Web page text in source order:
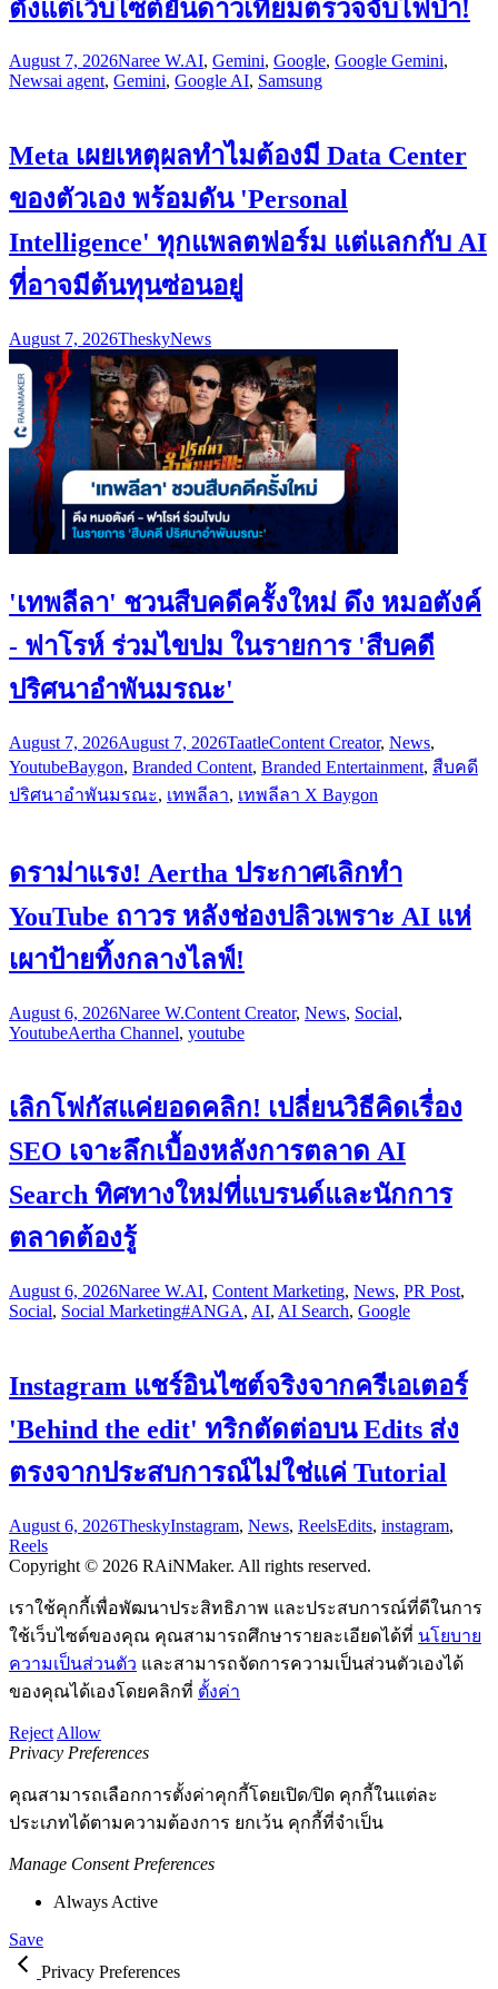
ตั้งแต่เว็บไซต์ยันดาวเทียมตรวจจับไฟป่า!
August 7, 2026Naree W.AI, Gemini, Google, Google Gemini,
Newsai agent, Gemini, Google AI, Samsung
Meta เผยเหตุผลทำไมต้องมี Data Center
ของตัวเอง พร้อมดัน 'Personal
Intelligence' ทุกแพลตฟอร์ม แต่แลกกับ AI
ที่อาจมีต้นทุนซ่อนอยู่
August 7, 2026TheskyNews
'เทพลีลา' ชวนสืบคดีครั้งใหม่ ดึง หมอตังค์
- ฟาโรห์ ร่วมไขปม ในรายการ 'สืบคดี
ปริศนาอำพันมรณะ'
August 7, 2026August 7, 2026TaatleContent Creator, News,
YoutubeBaygon, Branded Content, Branded Entertainment, สืบคดี
ปริศนาอำพันมรณะ, เทพลีลา, เทพลีลา X Baygon
ดราม่าแรง! Aertha ประกาศเลิกทำ
YouTube ถาวร หลังช่องปลิวเพราะ AI แห่
เผาป้ายทิ้งกลางไลฟ์!
August 6, 2026Naree W.Content Creator, News, Social,
YoutubeAertha Channel, youtube
เลิกโฟกัสแค่ยอดคลิก! เปลี่ยนวิธีคิดเรื่อง
SEO เจาะลึกเบื้องหลังการตลาด AI
Search ทิศทางใหม่ที่แบรนด์และนักการ
ตลาดต้องรู้
August 6, 2026Naree W.AI, Content Marketing, News, PR Post,
Social, Social Marketing#ANGA, AI, AI Search, Google
Instagram แชร์อินไซต์จริงจากครีเอเตอร์
'Behind the edit' ทริกตัดต่อบน Edits ส่ง
ตรงจากประสบการณ์ไม่ใช่แค่ Tutorial
August 6, 2026TheskyInstagram, News, ReelsEdits, instagram,
Reels
Copyright © 2026 RAiNMaker. All rights reserved.
เราใช้คุกกี้เพื่อพัฒนาประสิทธิภาพ และประสบการณ์ที่ดีในการ
ใช้เว็บไซต์ของคุณ คุณสามารถศึกษารายละเอียดได้ที่ นโยบาย
ความเป็นส่วนตัว และสามารถจัดการความเป็นส่วนตัวเองได้
ของคุณได้เองโดยคลิกที่ ตั้งค่า
Reject Allow
Privacy Preferences
คุณสามารถเลือกการตั้งค่าคุกกี้โดยเปิด/ปิด คุกกี้ในแต่ละ
ประเภทได้ตามความต้องการ ยกเว้น คุกกี้ที่จำเป็น
Manage Consent Preferences
Always Active
Save
Privacy Preferences